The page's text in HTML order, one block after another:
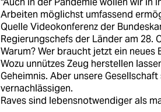
Arbeiten möglichst umfassend
Quelle Videokonferenz der
Regierungschefs der Länder am 28.
Warum? Wer braucht jetzt ein
Wozu unnützes Zeug herstellen
Geheimnis. Aber unsere
vernachlässigen.
Raves sind lebensnotwendiger als